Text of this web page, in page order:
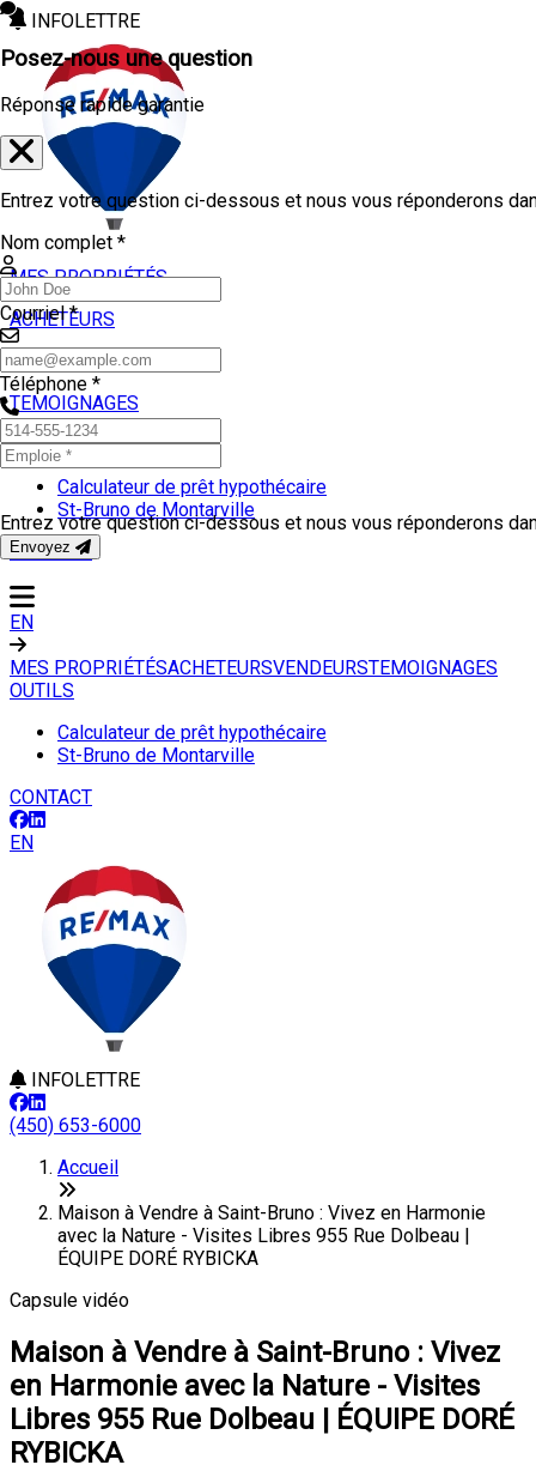
INFOLETTRE
MES PROPRIÉTÉS
ACHETEURS
VENDEURS
TEMOIGNAGES
OUTILS
Calculateur de prêt hypothécaire
St-Bruno de Montarville
CONTACT
EN
MES PROPRIÉTÉSACHETEURSVENDEURSTEMOIGNAGES
OUTILS
Calculateur de prêt hypothécaire
St-Bruno de Montarville
CONTACT
EN
INFOLETTRE
(450) 653-6000
Accueil
Maison à Vendre à Saint-Bruno : Vivez en Harmonie
avec la Nature - Visites Libres 955 Rue Dolbeau |
ÉQUIPE DORÉ RYBICKA
Capsule vidéo
Maison à Vendre à Saint-Bruno : Vivez
en Harmonie avec la Nature - Visites
Libres 955 Rue Dolbeau | ÉQUIPE DORÉ
RYBICKA
Posez-nous une question
Réponse rapide garantie
Entrez votre question ci-dessous et nous vous réponderons
Nom complet *
Courriel *
Téléphone *
Entrez votre question ci-dessous et nous vous réponderons
Envoyez